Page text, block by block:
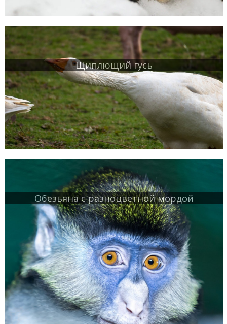
Щиплющий гусь
Обезьяна с разноцветной мордой